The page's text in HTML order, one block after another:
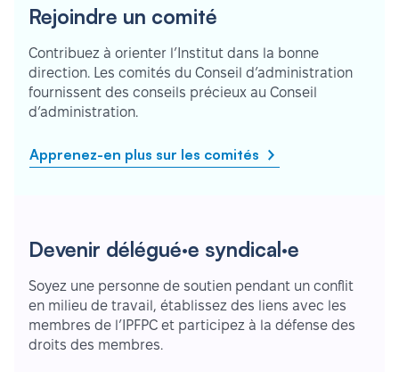
Rejoindre un comité
Contribuez à orienter l’Institut dans la bonne
direction. Les comités du Conseil d’administration
fournissent des conseils précieux au Conseil
d’administration.
Apprenez-en plus sur les comités
Devenir délégué·e syndical·e
Soyez une personne de soutien pendant un conflit
en milieu de travail, établissez des liens avec les
membres de l’IPFPC et participez à la défense des
droits des membres.